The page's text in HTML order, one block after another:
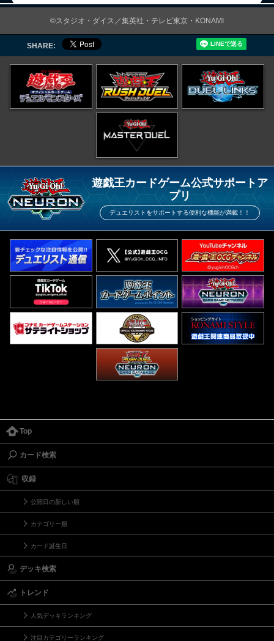
©スタジオ・ダイス／集英社・テレビ東京・KONAMI
SHARE:
遊戯王カードゲーム公式サポートア
プリ
デュエリストをサポートする便利な機能が満載！！
Top
カード検索
収録
公開日の新しい順
カテゴリー順
カード誕生日
デッキ検索
トレンド
人気デッキランキング
注目カテゴリーランキング